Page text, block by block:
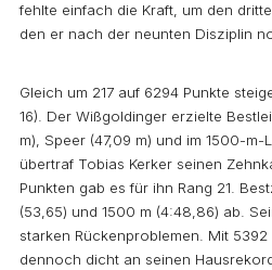
fehlte einfach die Kraft, um den
den er nach der neunten Disziplin
Gleich um 217 auf 6294 Punkte
16). Der Wißgoldinger erzielte
m), Speer (47,09 m) und im 1500-
übertraf Tobias Kerker seinen
Punkten gab es für ihn Rang 21.
(53,65) und 1500 m (4:48,86) ab.
starken Rückenproblemen. Mit
dennoch dicht an seinen